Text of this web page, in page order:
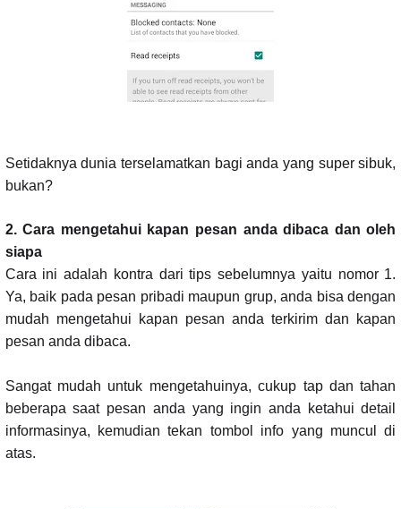
Setidaknya dunia terselamatkan bagi anda yang super sibuk,
bukan?
2. Cara mengetahui kapan pesan anda dibaca dan oleh
siapa
Cara ini adalah kontra dari tips sebelumnya yaitu nomor 1.
Ya, baik pada pesan pribadi maupun grup, anda bisa dengan
mudah mengetahui kapan pesan anda terkirim dan kapan
pesan anda dibaca.
Sangat mudah untuk mengetahuinya, cukup tap dan tahan
beberapa saat pesan anda yang ingin anda ketahui detail
informasinya, kemudian tekan tombol info yang muncul di
atas.